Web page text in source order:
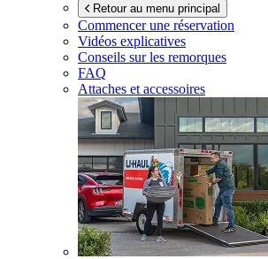
Retour au menu principal
Commencer une réservation
Vidéos explicatives
Conseils sur les remorques
FAQ
Attaches et accessoires